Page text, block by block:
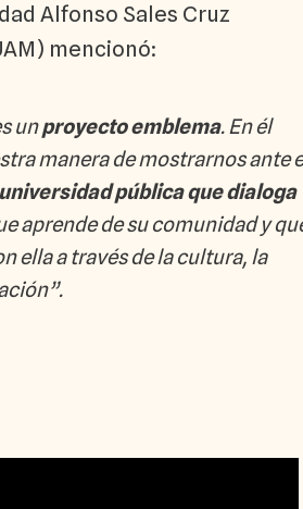
Alfonso Sales Cruz
mencionó:
unproyecto emblema. En él
manera de mostrarnos ante
universidad pública que dialoga
aprende de su comunidad y
ella a través de la cultura, la